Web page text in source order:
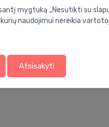
mygtuką „Nesutikti su
naudojimui nereikia
Atsisakyti